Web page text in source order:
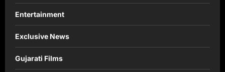
Entertainment
Exclusive News
Gujarati Films